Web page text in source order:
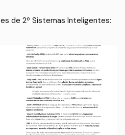
de 2º Sistemas Inteligentes: